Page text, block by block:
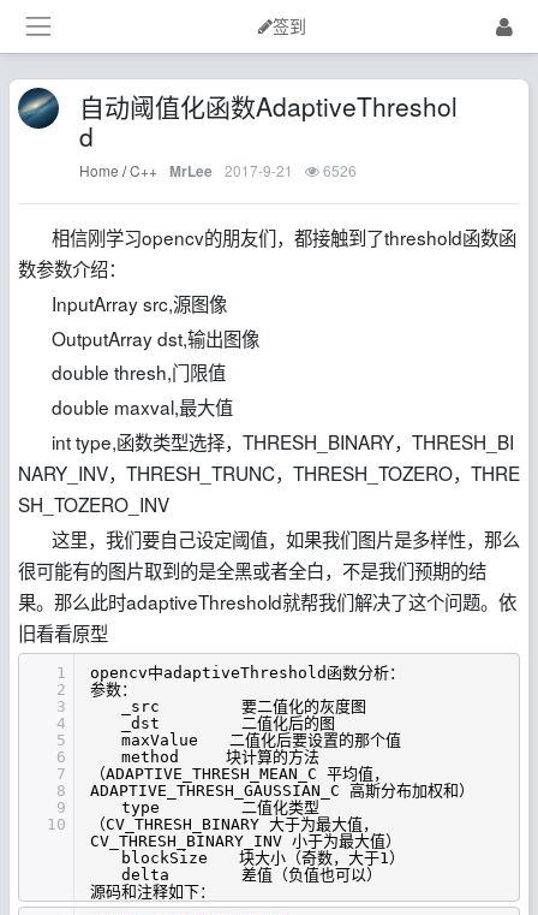
签到
自动阈值化函数AdaptiveThreshol
d
Home / C++ MrLee 2017-9-21 6526
相信刚学习opencv的朋友们，都接触到了threshold函数函
数参数介绍：
InputArray src,源图像
OutputArray dst,输出图像
double thresh,门限值
double maxval,最大值
int type,函数类型选择，THRESH_BINARY，THRESH_BI
NARY_INV，THRESH_TRUNC，THRESH_TOZERO，THRE
SH_TOZERO_INV
这里，我们要自己设定阈值，如果我们图片是多样性，那么
很可能有的图片取到的是全黑或者全白，不是我们预期的结
果。那么此时adaptiveThreshold就帮我们解决了这个问题。依
旧看看原型
1
2
3
4
5
6
7
8
9
10
opencv中adaptiveThreshold函数分析：
参数：
_src 要二值化的灰度图
_dst 二值化后的图
maxValue 二值化后要设置的那个值
method 块计算的方法
（ADAPTIVE_THRESH_MEAN_C 平均值，
ADAPTIVE_THRESH_GAUSSIAN_C 高斯分布加权和）
type 二值化类型
（CV_THRESH_BINARY 大于为最大值，
CV_THRESH_BINARY_INV 小于为最大值）
blockSize 块大小（奇数，大于1）
delta 差值（负值也可以）
源码和注释如下：